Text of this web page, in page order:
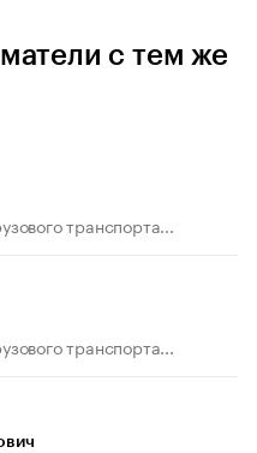
с тем же
транспорта...
транспорта...